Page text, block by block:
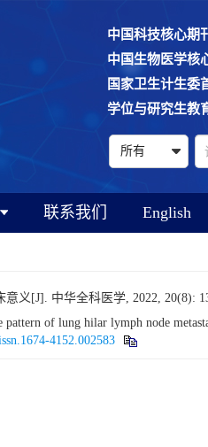
中国科技核心期
中国生物医学核
国家卫生计生委
学位与研究生教
联系我们 English
义[J]. 中华全科医学, 2022, 20(8):
of lung hilar lymph node
4152.002583